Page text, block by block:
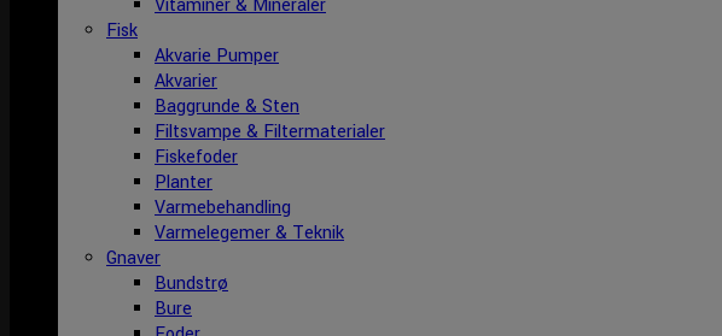
Vitaminer & Mineraler
Fisk
Akvarie Pumper
Akvarier
Baggrunde & Sten
Filtsvampe & Filtermaterialer
Fiskefoder
Planter
Varmebehandling
Varmelegemer & Teknik
Gnaver
Bundstrø
Bure